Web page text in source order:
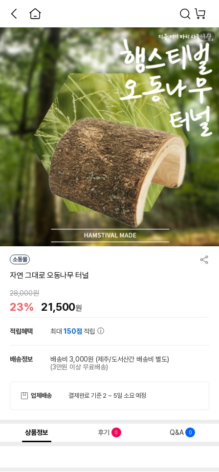
1/1
소동물
자연 그대로 오동나무 터널
28,000원
23% 21,500원
적립혜택 최대150점 적립
배송정보 배송비 3,000원 (제주/도서산간 배송비 별도)
(3만원 이상 무료배송)
업체배송 결제완료 기준 2 ~ 5일 소요 예정
상품정보 후기 0 Q&A 0